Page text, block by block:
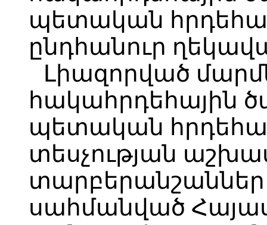
պետական
ընդհանուր
Լիազորված
հակահրդեհային
պետական
տեսչության
սահմանված